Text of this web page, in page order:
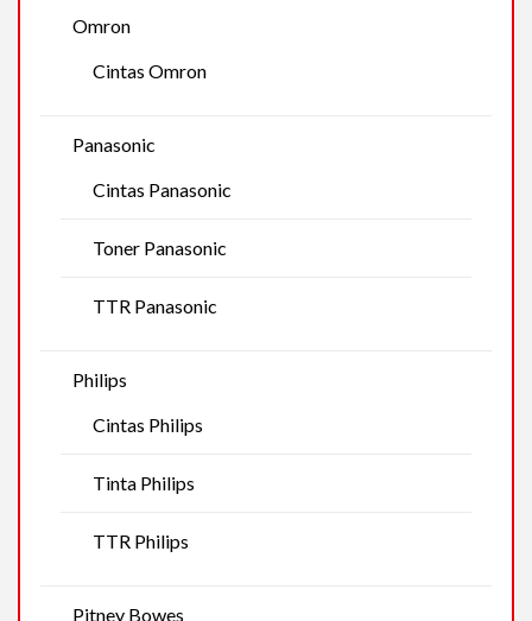
Omron
Cintas Omron
Panasonic
Cintas Panasonic
Toner Panasonic
TTR Panasonic
Philips
Cintas Philips
Tinta Philips
TTR Philips
Pitney Bowes